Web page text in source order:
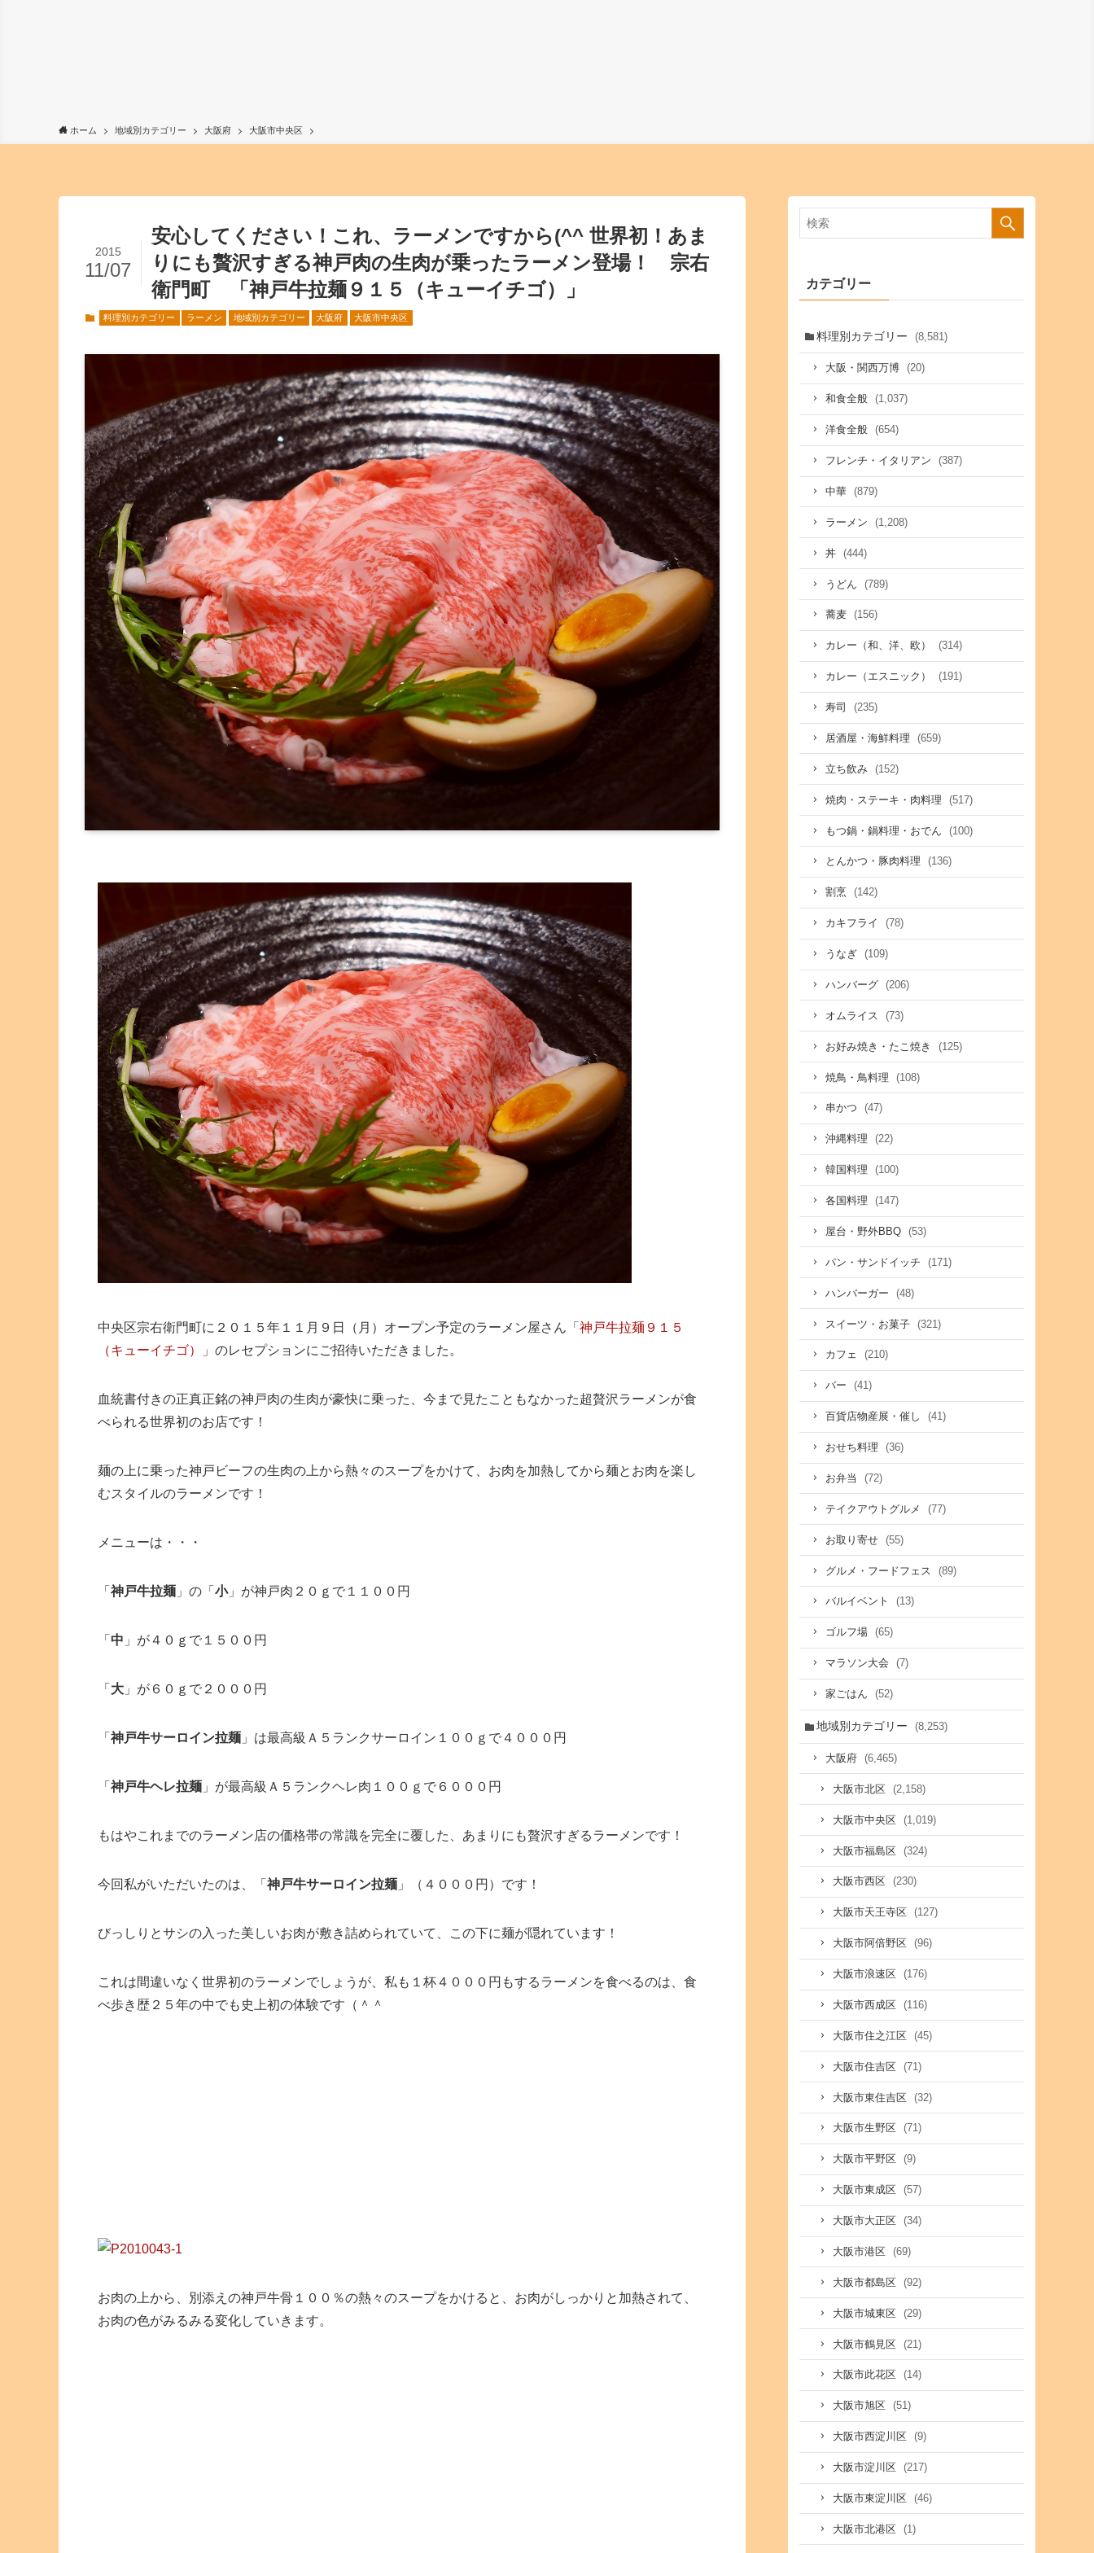
ホーム 地域別カテゴリー 大阪府 大阪市中央区
安心してください！これ、ラーメンですから(^^ 世界初！あま
りにも贅沢すぎる神戸肉の生肉が乗ったラーメン登場！ 宗右
衛門町 「神戸牛拉麺９１５（キューイチゴ）」
2015
11/07
料理別カテゴリー ラーメン 地域別カテゴリー 大阪府 大阪市中央区
中央区宗右衛門町に２０１５年１１月９日（月）オープン予定のラーメン屋さん「 神戸牛拉麺９１５
（キューイチゴ）
」のレセプションにご招待いただきました。
血統書付きの正真正銘の神戸肉の生肉が豪快に乗った、今まで見たこともなかった超贅沢ラーメンが食
べられる世界初のお店です！
麺の上に乗った神戸ビーフの生肉の上から熱々のスープをかけて、お肉を加熱してから麺とお肉を楽し
むスタイルのラーメンです！
メニューは・・・
「 神戸牛拉麺 」の「 小」が神戸肉２０ｇで１１００円
「 中 」が４０ｇで１５００円
「 大 」が６０ｇで２０００円
「 神戸牛サーロイン拉麺 」は最高級Ａ５ランクサーロイン１００ｇで４０００円
「 神戸牛ヘレ拉麺 」が最高級Ａ５ランクヘレ肉１００ｇで６０００円
もはやこれまでのラーメン店の価格帯の常識を完全に覆した、あまりにも贅沢すぎるラーメンです！
今回私がいただいたのは、「 神戸牛サーロイン拉麺 」（４０００円）です！
びっしりとサシの入った美しいお肉が敷き詰められていて、この下に麺が隠れています！
これは間違いなく世界初のラーメンでしょうが、私も１杯４０００円もするラーメンを食べるのは、食
べ歩き歴２５年の中でも史上初の体験です（＾＾
お肉の上から、別添えの神戸牛骨１００％の熱々のスープをかけると、お肉がしっかりと加熱されて、
お肉の色がみるみる変化していきます。
カテゴリー
料理別カテゴリー (8,581)
大阪・関西万博 (20)
和食全般 (1,037)
洋食全般 (654)
フレンチ・イタリアン (387)
中華 (879)
ラーメン (1,208)
丼 (444)
うどん (789)
蕎麦 (156)
カレー（和、洋、欧） (314)
カレー（エスニック） (191)
寿司 (235)
居酒屋・海鮮料理 (659)
立ち飲み (152)
焼肉・ステーキ・肉料理 (517)
もつ鍋・鍋料理・おでん (100)
とんかつ・豚肉料理 (136)
割烹 (142)
カキフライ (78)
うなぎ (109)
ハンバーグ (206)
オムライス (73)
お好み焼き・たこ焼き (125)
焼鳥・鳥料理 (108)
串かつ (47)
沖縄料理 (22)
韓国料理 (100)
各国料理 (147)
屋台・野外BBQ (53)
パン・サンドイッチ (171)
ハンバーガー (48)
スイーツ・お菓子 (321)
カフェ (210)
バー (41)
百貨店物産展・催し (41)
おせち料理 (36)
お弁当 (72)
テイクアウトグルメ (77)
お取り寄せ (55)
グルメ・フードフェス (89)
バルイベント (13)
ゴルフ場 (65)
マラソン大会 (7)
家ごはん (52)
地域別カテゴリー (8,253)
大阪府 (6,465)
大阪市北区 (2,158)
大阪市中央区 (1,019)
大阪市福島区 (324)
大阪市西区 (230)
大阪市天王寺区 (127)
大阪市阿倍野区 (96)
大阪市浪速区 (176)
大阪市西成区 (116)
大阪市住之江区 (45)
大阪市住吉区 (71)
大阪市東住吉区 (32)
大阪市生野区 (71)
大阪市平野区 (9)
大阪市東成区 (57)
大阪市大正区 (34)
大阪市港区 (69)
大阪市都島区 (92)
大阪市城東区 (29)
大阪市鶴見区 (21)
大阪市此花区 (14)
大阪市旭区 (51)
大阪市西淀川区 (9)
大阪市淀川区 (217)
大阪市東淀川区 (46)
大阪市北港区 (1)